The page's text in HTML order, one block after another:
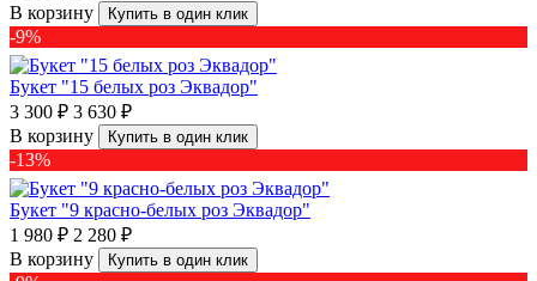
В корзину
Купить в один клик
-9%
Букет "15 белых роз Эквадор"
3 300 ₽ 3 630 ₽
В корзину
Купить в один клик
-13%
Букет "9 красно-белых роз Эквадор"
1 980 ₽ 2 280 ₽
В корзину
Купить в один клик